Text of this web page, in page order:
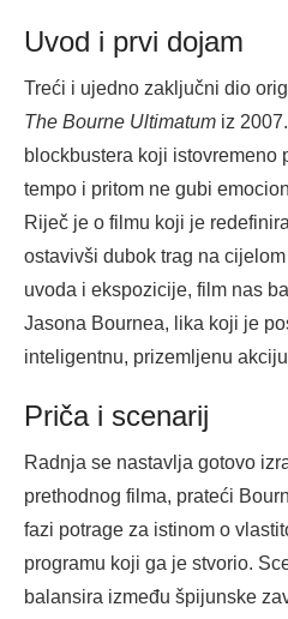
Uvod i prvi dojam
Treći i ujedno zaključni dio
The Bourne Ultimatum iz
blockbustera koji istovremeno
tempo i pritom ne gubi
Riječ je o filmu koji je
ostavivši dubok trag na
uvoda i ekspozicije, film nas
Jasona Bournea, lika koji je
inteligentnu, prizemljenu
Priča i scenarij
Radnja se nastavlja gotovo
prethodnog filma, prateći
fazi potrage za istinom o
programu koji ga je stvorio.
balansira između špijunske